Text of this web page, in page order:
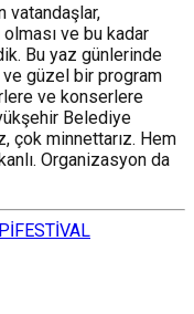
vatandaşlar,
ve bu kadar
Bu yaz günlerinde
güzel bir program
ve konserlere
Belediye
çok minnettarız. Hem
Organizasyon da
FESTİVAL